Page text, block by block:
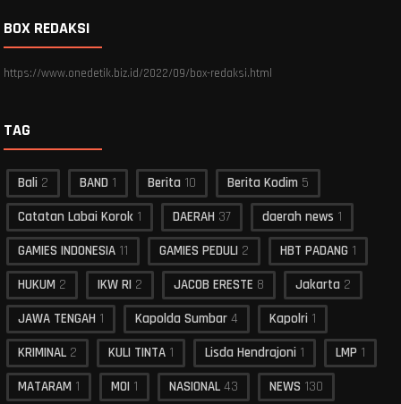
BOX REDAKSI
https://www.onedetik.biz.id/2022/09/box-redaksi.html
TAG
Bali 2 BAND 1 Berita 10 Berita Kodim 5
Catatan Labai Korok 1 DAERAH 37 daerah news 1
GAMIES INDONESIA 11 GAMIES PEDULI 2 HBT PADANG 1
HUKUM 2 IKW RI 2 JACOB ERESTE 8 Jakarta 2
JAWA TENGAH 1 Kapolda Sumbar 4 Kapolri 1
KRIMINAL 2 KULI TINTA 1 Lisda Hendrajoni 1 LMP 1
MATARAM 1 MOI 1 NASIONAL 43 NEWS 130